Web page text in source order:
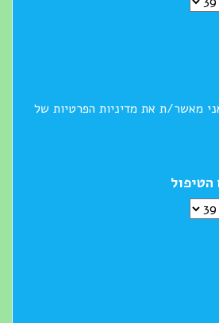
מאשר/ת את מדיניות הפרטיות של